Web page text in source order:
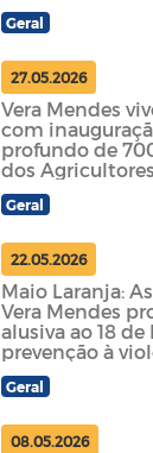
Geral
27.05.2026
Vera Mendes
com
profundo de
dos
novos
Geral
22.05.2026
Maio Laranja:
Vera Mendes
alusiva ao 18
prevenção à
crianças e
Geral
08.05.2026